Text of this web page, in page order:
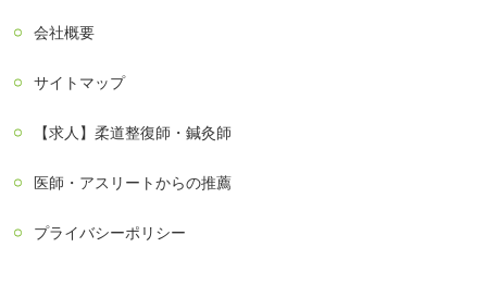
会社概要
サイトマップ
【求人】柔道整復師・鍼灸師
医師・アスリートからの推薦
プライバシーポリシー